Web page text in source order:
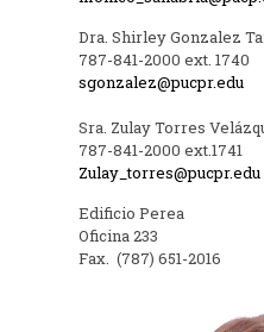
Dra. Shirley Gonzalez
787-841-2000 ext. 1740
sgonzalez@pucpr.edu
Sra. Zulay Torres
787-841-2000 ext.1741
Zulay_torres@pucpr.edu
Edificio Perea
Oficina 233
Fax. (787) 651-2016